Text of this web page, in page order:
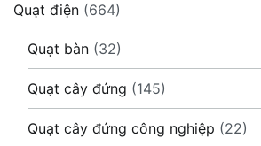
Quạt điện (664)
Quạt bàn (32)
Quạt cây đứng (145)
Quạt cây đứng công nghiệp (22)